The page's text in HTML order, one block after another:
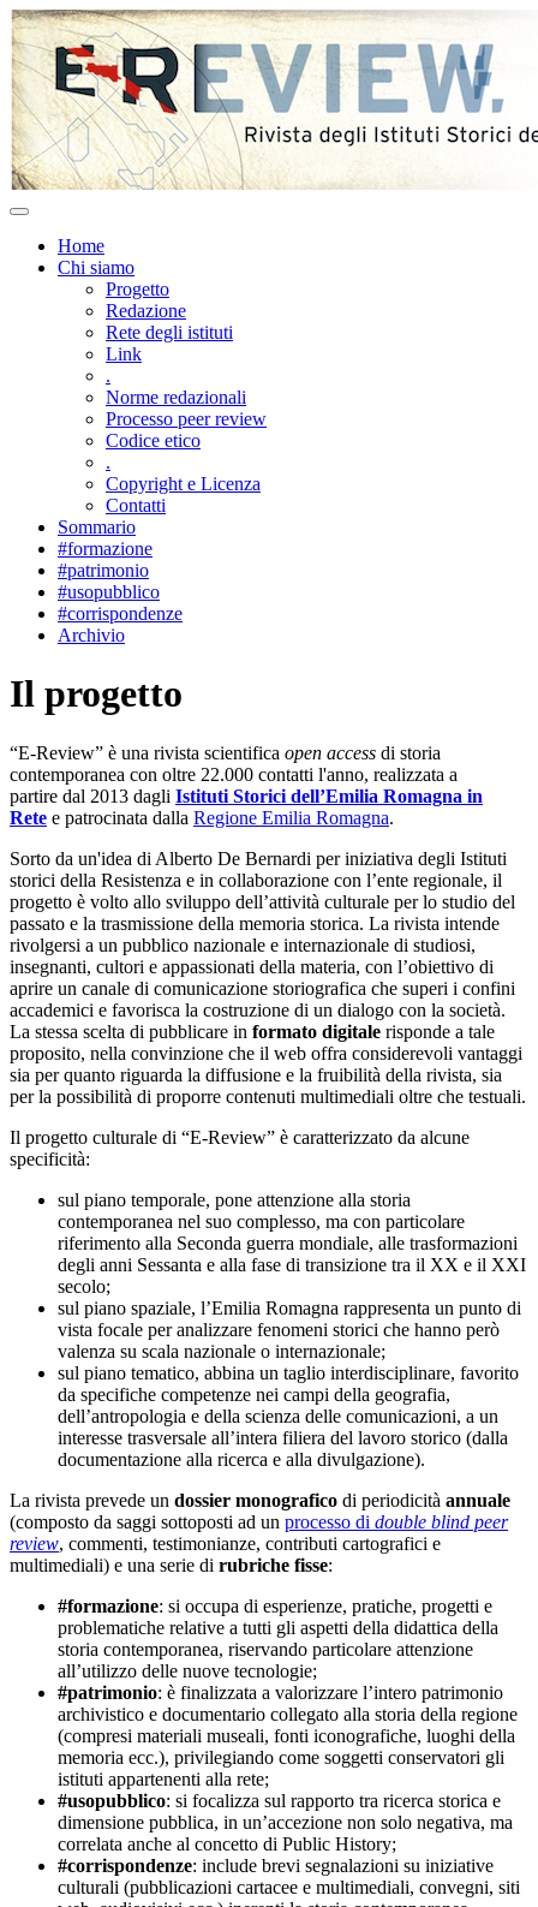
Home
Chi siamo
Progetto
Redazione
Rete degli istituti
Link
.
Norme redazionali
Processo peer review
Codice etico
.
Copyright e Licenza
Contatti
Sommario
#formazione
#patrimonio
#usopubblico
#corrispondenze
Archivio
Il progetto
“E-Review” è una rivista scientifica open access di storia
contemporanea con oltre 22.000 contatti l'anno, realizzata a
partire dal 2013 dagli Istituti Storici dell’Emilia Romagna in
Rete e patrocinata dalla Regione Emilia Romagna.
Sorto da un'idea di Alberto De Bernardi per iniziativa degli Istituti
storici della Resistenza e in collaborazione con l’ente regionale, il
progetto è volto allo sviluppo dell’attività culturale per lo studio del
passato e la trasmissione della memoria storica. La rivista intende
rivolgersi a un pubblico nazionale e internazionale di studiosi,
insegnanti, cultori e appassionati della materia, con l’obiettivo di
aprire un canale di comunicazione storiografica che superi i confini
accademici e favorisca la costruzione di un dialogo con la società.
La stessa scelta di pubblicare in formato digitale risponde a tale
proposito, nella convinzione che il web offra considerevoli vantaggi
sia per quanto riguarda la diffusione e la fruibilità della rivista, sia
per la possibilità di proporre contenuti multimediali oltre che testuali.
Il progetto culturale di “E-Review” è caratterizzato da alcune
specificità:
sul piano temporale, pone attenzione alla storia
contemporanea nel suo complesso, ma con particolare
riferimento alla Seconda guerra mondiale, alle trasformazioni
degli anni Sessanta e alla fase di transizione tra il XX e il XXI
secolo;
sul piano spaziale, l’Emilia Romagna rappresenta un punto di
vista focale per analizzare fenomeni storici che hanno però
valenza su scala nazionale o internazionale;
sul piano tematico, abbina un taglio interdisciplinare, favorito
da specifiche competenze nei campi della geografia,
dell’antropologia e della scienza delle comunicazioni, a un
interesse trasversale all’intera filiera del lavoro storico (dalla
documentazione alla ricerca e alla divulgazione).
La rivista prevede un dossier monografico di periodicità annuale
(composto da saggi sottoposti ad un processo di double blind peer
review, commenti, testimonianze, contributi cartografici e
multimediali) e una serie di rubriche fisse:
#formazione: si occupa di esperienze, pratiche, progetti e
problematiche relative a tutti gli aspetti della didattica della
storia contemporanea, riservando particolare attenzione
all’utilizzo delle nuove tecnologie;
#patrimonio: è finalizzata a valorizzare l’intero patrimonio
archivistico e documentario collegato alla storia della regione
(compresi materiali museali, fonti iconografiche, luoghi della
memoria ecc.), privilegiando come soggetti conservatori gli
istituti appartenenti alla rete;
#usopubblico: si focalizza sul rapporto tra ricerca storica e
dimensione pubblica, in un’accezione non solo negativa, ma
correlata anche al concetto di Public History;
#corrispondenze: include brevi segnalazioni su iniziative
culturali (pubblicazioni cartacee e multimediali, convegni, siti